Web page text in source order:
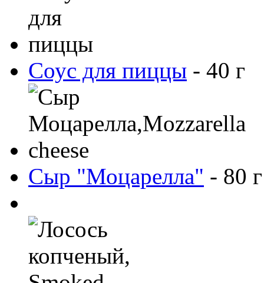
Соус для пиццы - 40 г
Сыр "Моцарелла" - 80 г